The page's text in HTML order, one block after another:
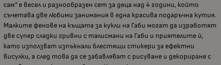
сам“ е весел и разнообразен сет за деца над 4 години, който
съчетава две любими занимания в една красива подаръчна кутия.
Малките фенове на къщата за кукли на Габи могат да изработят
две супер сладки гривни с талисмани на Габи и приятелите ѝ,
като използват изпъкнали блестящи стикери за ефектни
висулки, а след това да се забавляват с рисуване и декориране с